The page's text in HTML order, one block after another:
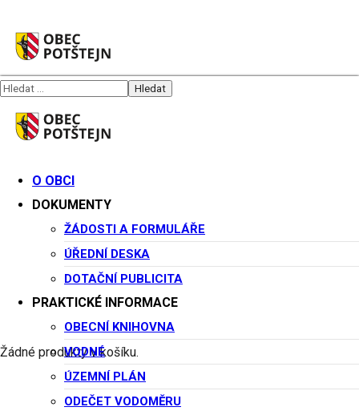
Žádné produkty v košíku.
O OBCI
DOKUMENTY
ŽÁDOSTI A FORMULÁŘE
ÚŘEDNÍ DESKA
DOTAČNÍ PUBLICITA
PRAKTICKÉ INFORMACE
OBECNÍ KNIHOVNA
VODNÉ
ÚZEMNÍ PLÁN
ODEČET VODOMĚRU
Veřejnosprávní smlouva
ČZS
Veřejnoprávní smlouvy
27. 3. 2026
Veřejnosprávní